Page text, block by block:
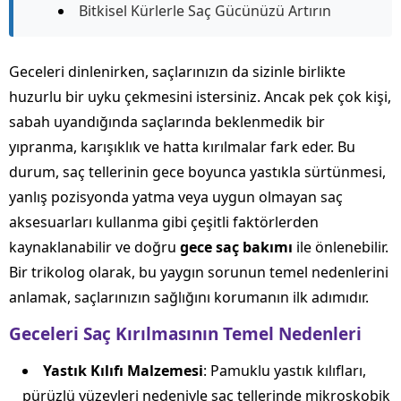
Bitkisel Kürlerle Saç Gücünüzü Artırın
Geceleri dinlenirken, saçlarınızın da sizinle birlikte
huzurlu bir uyku çekmesini istersiniz. Ancak pek çok kişi,
sabah uyandığında saçlarında beklenmedik bir
yıpranma, karışıklık ve hatta kırılmalar fark eder. Bu
durum, saç tellerinin gece boyunca yastıkla sürtünmesi,
yanlış pozisyonda yatma veya uygun olmayan saç
aksesuarları kullanma gibi çeşitli faktörlerden
kaynaklanabilir ve doğru gece saç bakımı ile önlenebilir.
Bir trikolog olarak, bu yaygın sorunun temel nedenlerini
anlamak, saçlarınızın sağlığını korumanın ilk adımıdır.
Geceleri Saç Kırılmasının Temel Nedenleri
Yastık Kılıfı Malzemesi: Pamuklu yastık kılıfları,
pürüzlü yüzeyleri nedeniyle saç tellerinde mikroskobik